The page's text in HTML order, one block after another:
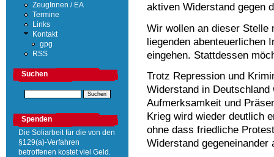
aktiven Widerstand gegen
Wir wollen an dieser Stelle
liegenden abenteuerlichen
eingehen. Stattdessen
Trotz Repression und
Widerstand in
Aufmerksamkeit und
Krieg wird wieder deutlich
ohne dass friedliche
Widerstand gegeneinander
ZeugInnen / EA
Termine
Links
Kontakt
gpg
RSS
Suchen
Spenden
Die Soliarbeit für die von den
§129(a)-Verfahren
betroffenen kostet viel Geld.